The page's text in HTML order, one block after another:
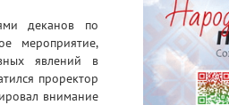
деканов по
мероприятие,
явлений в
проректор
внимание